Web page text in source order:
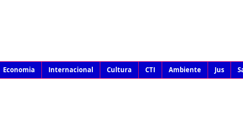
Economia Internacional Cultura CTI Ambiente Jus